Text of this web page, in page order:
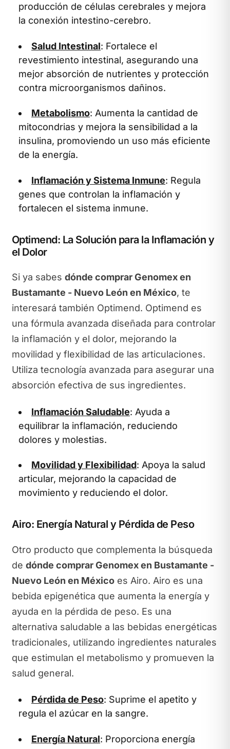
producción de células cerebrales y mejora
la conexión intestino-cerebro.
Salud Intestinal: Fortalece el
revestimiento intestinal, asegurando una
mejor absorción de nutrientes y protección
contra microorganismos dañinos.
Metabolismo: Aumenta la cantidad de
mitocondrias y mejora la sensibilidad a la
insulina, promoviendo un uso más eficiente
de la energía.
Inflamación y Sistema Inmune: Regula
genes que controlan la inflamación y
fortalecen el sistema inmune.
Optimend: La Solución para la Inflamación y
el Dolor
Si ya sabes dónde comprar Genomex en
Bustamante - Nuevo León en México, te
interesará también Optimend. Optimend es
una fórmula avanzada diseñada para controlar
la inflamación y el dolor, mejorando la
movilidad y flexibilidad de las articulaciones.
Utiliza tecnología avanzada para asegurar una
absorción efectiva de sus ingredientes.
Inflamación Saludable: Ayuda a
equilibrar la inflamación, reduciendo
dolores y molestias.
Movilidad y Flexibilidad: Apoya la salud
articular, mejorando la capacidad de
movimiento y reduciendo el dolor.
Airo: Energía Natural y Pérdida de Peso
Otro producto que complementa la búsqueda
de dónde comprar Genomex en Bustamante -
Nuevo León en Méxicoes Airo. Airo es una
bebida epigenética que aumenta la energía y
ayuda en la pérdida de peso. Es una
alternativa saludable a las bebidas energéticas
tradicionales, utilizando ingredientes naturales
que estimulan el metabolismo y promueven la
salud general.
Pérdida de Peso: Suprime el apetito y
regula el azúcar en la sangre.
Energía Natural: Proporciona energía